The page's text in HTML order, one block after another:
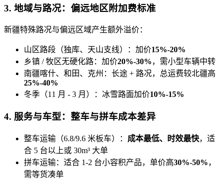
3. 地域与路况：偏远地区附加费标准
新疆特殊路况与偏远区域产生额外溢价：
山区路段（独库、天山支线）：加价15%-20%
乡镇 / 牧区无硬化路：加价20%-30%，需小型车辆中转
南疆喀什、和田、克州：长途 + 路况，总运费较北疆高
25%-40%
冬季（11 月 - 3 月）：冰雪路面加价10%-15%
4. 服务与车型：整车与拼车成本差异
整车运输（6.8/9.6 米板车）： 成本最低、时效最快，适
合 5 台以上或 30m³ 大单
拼车运输：适合 1-2 台小容积产品，单价高30%-50%，
需等货凑单